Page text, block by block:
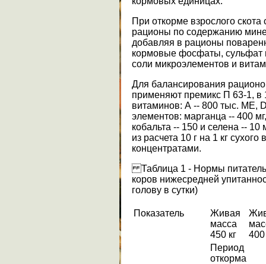
При откорме взрослого
рационы по содержанию
добавляя в рационы
кормовые фосфаты, сульфат
соли микроэлементов и
Для балансирования
применяют премикс П 63-1, в
витаминов: А -- 800 тыс. МЕ,
элементов: марганца -- 400
кобальта -- 150 и селена --
из расчета 10 г на 1 кг
концентратами.
Таблица 1 - Нормы
коров нижесредней
голову в сутки)
Показатель
Живая
масса
450 кг
400
Период
откорма